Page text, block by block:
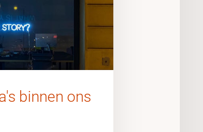
binnen ons